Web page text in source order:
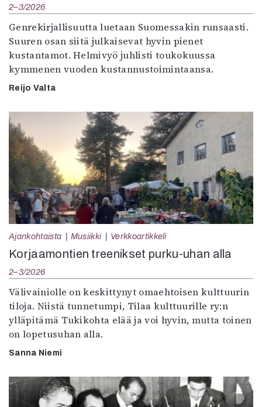
2–3/2026
Genrekirjallisuutta luetaan Suomessakin runsaasti.
Suuren osan siitä julkaisevat hyvin pienet
kustantamot. Helmivyö juhlisti toukokuussa
kymmenen vuoden kustannustoimintaansa.
Reijo Valta
Ajankohtaista Musiikki Verkkoartikkeli
Korjaamontien treenikset purku-uhan alla
2–3/2026
Välivainiolle on keskittynyt omaehtoisen kulttuurin
tiloja. Niistä tunnetumpi, Tilaa kulttuurille ry:n
ylläpitämä Tukikohta elää ja voi hyvin, mutta toinen
on lopetusuhan alla.
Sanna Niemi